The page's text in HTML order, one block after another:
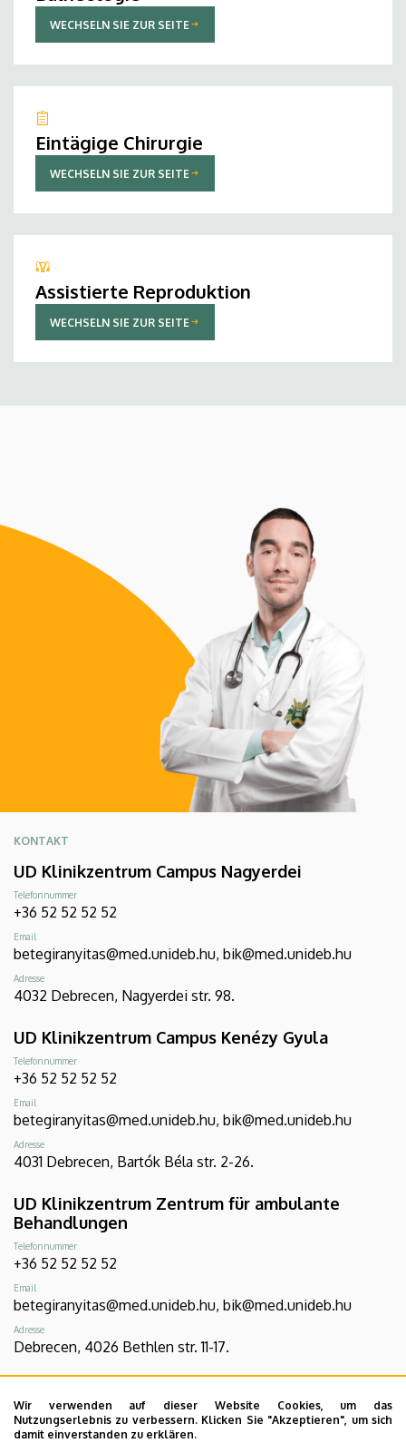
Wir verwenden auf dieser Website Cookies, um das
Nutzungserlebnis zu verbessern. Klicken Sie "Akzeptieren", um sich
damit einverstanden zu erklären.
WECHSELN SIE ZUR SEITE
Eintägige Chirurgie
WECHSELN SIE ZUR SEITE
Assistierte Reproduktion
WECHSELN SIE ZUR SEITE
KONTAKT
UD Klinikzentrum Campus Nagyerdei
Telefonnummer
+36 52 52 52 52
Email
betegiranyitas@med.unideb.hu, bik@med.unideb.hu
Adresse
4032 Debrecen, Nagyerdei str. 98.
UD Klinikzentrum Campus Kenézy Gyula
Telefonnummer
+36 52 52 52 52
Email
betegiranyitas@med.unideb.hu, bik@med.unideb.hu
Adresse
4031 Debrecen, Bartók Béla str. 2-26.
UD Klinikzentrum Zentrum für ambulante
Behandlungen
Telefonnummer
+36 52 52 52 52
Email
betegiranyitas@med.unideb.hu, bik@med.unideb.hu
Adresse
Debrecen, 4026 Bethlen str. 11-17.
Telefonnummer
+36 54 507 555